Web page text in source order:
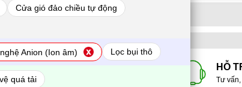
Cửa gió đảo chiều tự động
Anion (Ion âm) Lọc bụi thô
quá tảiTrả tiền mặt, Chuyển khoản
HỖ
Tư